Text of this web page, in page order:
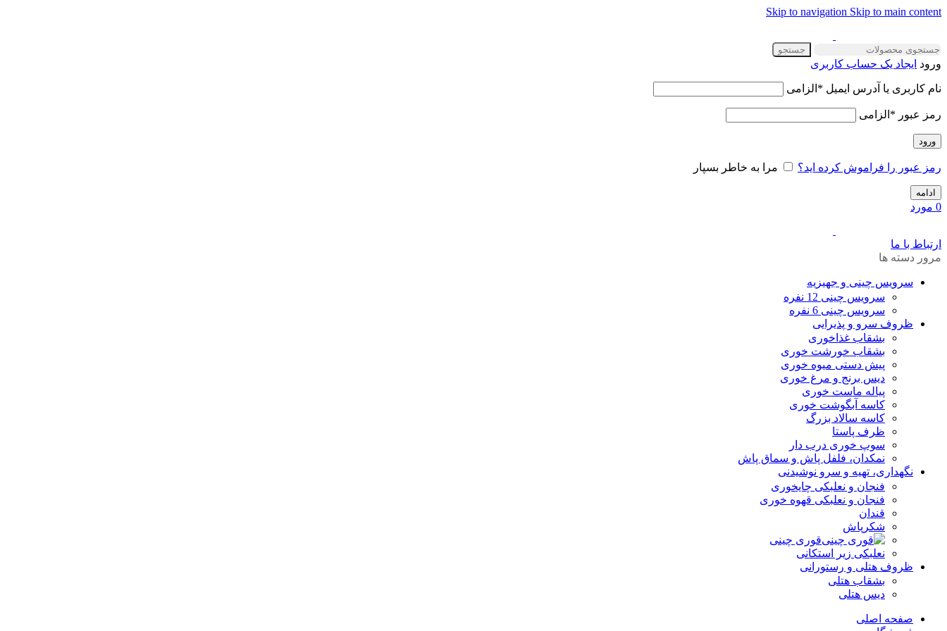
Skip to navigation Skip to main content
جستجو
ورود ایجاد یک حساب کاربری
نام کاربری یا آدرس ایمیل * الزامی
رمز عبور * الزامی
ورود
رمز عبور را فراموش کرده اید؟ مرا به خاطر بسپار
ادامه
0 مورد
ارتباط با ما
مرور دسته ها
سرویس چینی و جهیزیه
سرویس چینی 12 نفره
سرویس چینی 6 نفره
ظروف سرو و پذیرایی
بشقاب غذاخوری
بشقاب خورشت خوری
پیش دستی میوه خوری
دیس برنج و مرغ خوری
پیاله ماست خوری
کاسه آبگوشت خوری
کاسه سالاد بزرگ
ظرف پاستا
سوپ خوری درب دار
نمکدان، فلفل پاش و سماق پاش
نگهداری، تهیه و سرو نوشیدنی
فنجان و نعلبکی چایخوری
فنجان و نعلبکی قهوه خوری
قندان
شکرپاش
قوری چینی
نعلبکی زیر استکانی
ظروف هتلی و رستورانی
بشقاب هتلی
دیس هتلی
صفحه اصلی